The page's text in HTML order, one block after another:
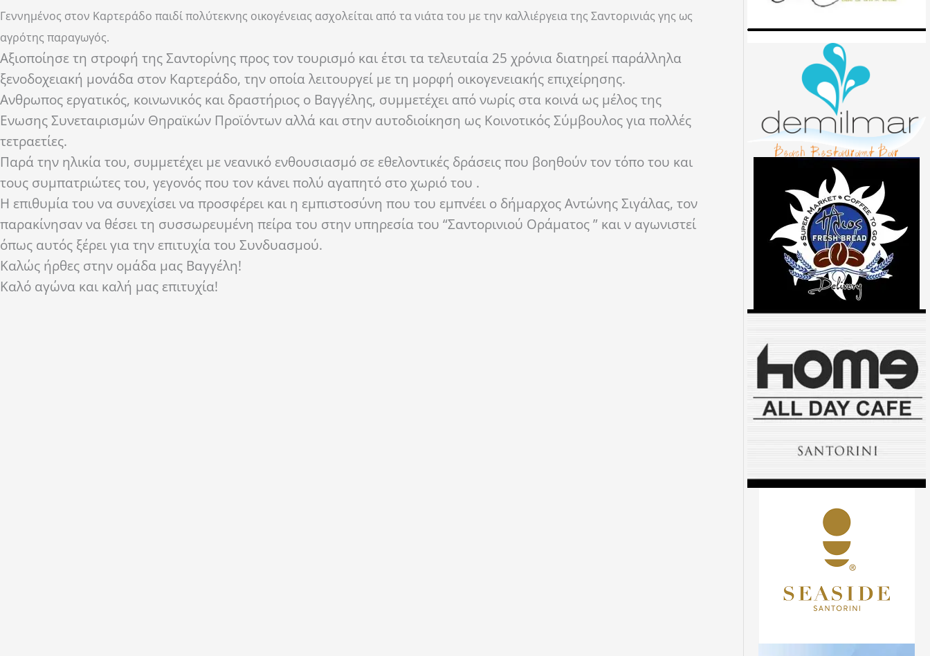
Γεννημένος στον Καρτεράδο παιδί πολύτεκνης οικογένειας ασχολείται από τα νιάτα του με την καλλιέργεια της Σαντορινιάς γης ως
αγρότης παραγωγός.
Αξιοποίησε τη στροφή της Σαντορίνης προς τον τουρισμό και έτσι τα τελευταία 25 χρόνια διατηρεί παράλληλα
ξενοδοχειακή μονάδα στον Καρτεράδο, την οποία λειτουργεί με τη μορφή οικογενειακής επιχείρησης.
Ανθρωπος εργατικός, κοινωνικός και δραστήριος ο Βαγγέλης, συμμετέχει από νωρίς στα κοινά ως μέλος της
Ενωσης Συνεταιρισμών Θηραϊκών Προϊόντων αλλά και στην αυτοδιοίκηση ως Κοινοτικός Σύμβουλος για πολλές
τετραετίες.
Παρά την ηλικία του, συμμετέχει με νεανικό ενθουσιασμό σε εθελοντικές δράσεις που βοηθούν τον τόπο του και
τους συμπατριώτες του, γεγονός που τον κάνει πολύ αγαπητό στο χωριό του .
Η επιθυμία του να συνεχίσει να προσφέρει και η εμπιστοσύνη που του εμπνέει ο δήμαρχος Αντώνης Σιγάλας, τον
παρακίνησαν να θέσει τη συσσωρευμένη πείρα του στην υπηρεσία του “Σαντορινιού Οράματος ” και ν αγωνιστεί
όπως αυτός ξέρει για την επιτυχία του Συνδυασμού.
Καλώς ήρθες στην ομάδα μας Βαγγέλη!
Καλό αγώνα και καλή μας επιτυχία!